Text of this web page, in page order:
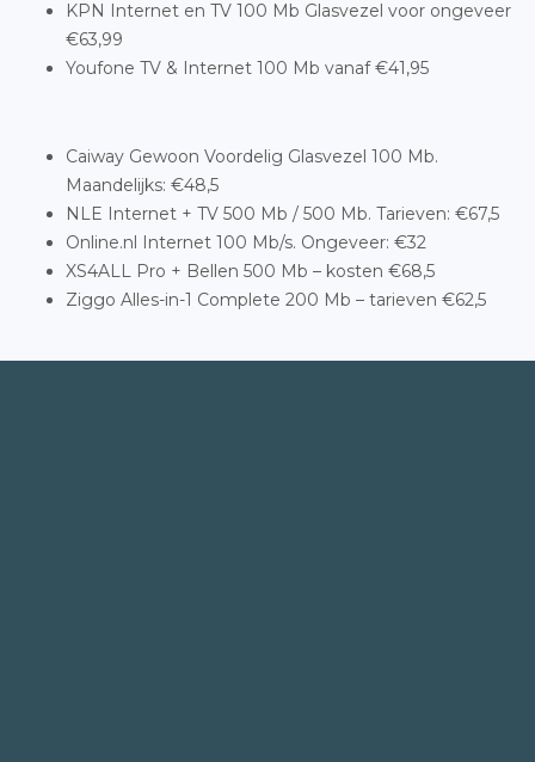
KPN Internet en TV 100 Mb Glasvezel voor ongeveer
€63,99
Youfone TV & Internet 100 Mb vanaf €41,95
Caiway Gewoon Voordelig Glasvezel 100 Mb.
Maandelijks: €48,5
NLE Internet + TV 500 Mb / 500 Mb. Tarieven: €67,5
Online.nl Internet 100 Mb/s. Ongeveer: €32
XS4ALL Pro + Bellen 500 Mb – kosten €68,5
Ziggo Alles-in-1 Complete 200 Mb – tarieven €62,5